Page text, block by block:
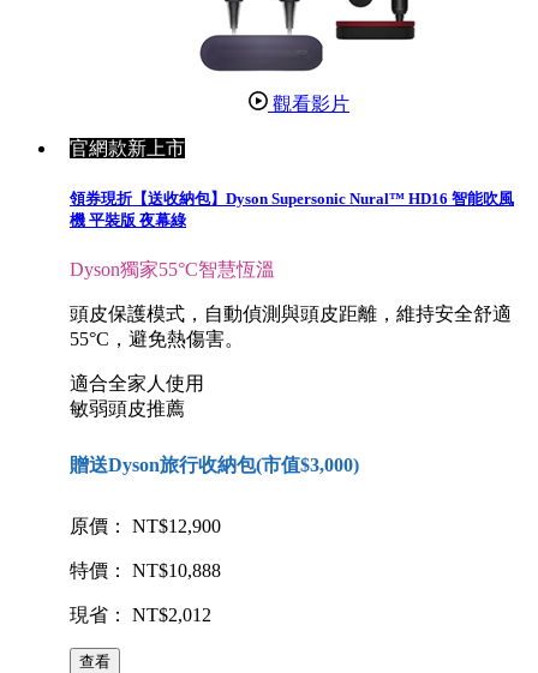
觀看影片
官網款新上市
領券現折【送收納包】Dyson Supersonic Nural™ HD16 智能吹風
機 平裝版 夜幕綠
Dyson獨家55°C智慧恆溫
頭皮保護模式，自動偵測與頭皮距離，維持安全舒適
55°C，避免熱傷害。
適合全家人使用
敏弱頭皮推薦
贈送Dyson旅行收納包(市值$3,000)
原價： NT$12,900
特價： NT$10,888
現省： NT$2,012
查看